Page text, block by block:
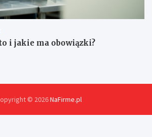
i jakie ma obowiązki?
© 2026NaFirme.pl